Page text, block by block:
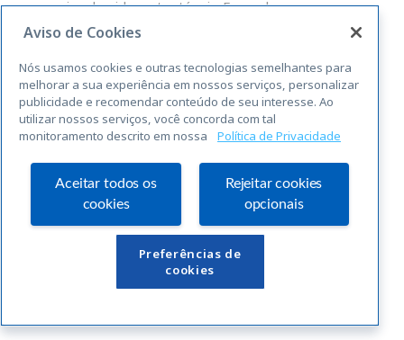
meios de vida sustentáveis. Fazendas,
administradores de grupos e OP que atendam às
normas abrangentes da RAS para a
sustentabilidade, são elegíveis para uma licença
para o uso do selo Rainforest Alliance
LEIA MAIS »
« Anterior Seguinte »
Links Úteis
Aviso de Cookies
Nós usamos cookies e outras tecnologias semelhantes para
melhorar a sua experiência em nossos serviços, personalizar
publicidade e recomendar conteúdo de seu interesse. Ao
utilizar nossos serviços, você concorda com tal
monitoramento descrito em nossa
Política de Privacidade
Aceitar todos os
cookies
Rejeitar cookies
opcionais
Preferências de
cookies